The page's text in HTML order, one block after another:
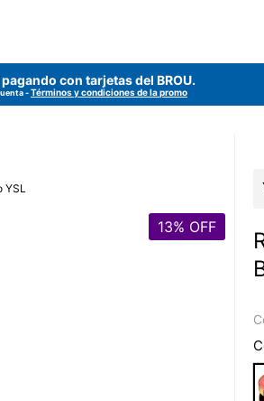
pagando con tarjetas del BROU.
-Términos y condiciones de la promo
YSL
13% OFF